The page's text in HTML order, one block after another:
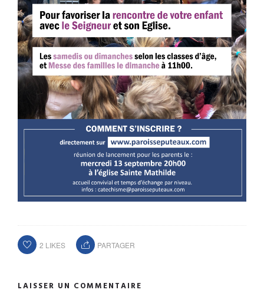
2 LIKES PARTAGER
LAISSER UN COMMENTAIRE